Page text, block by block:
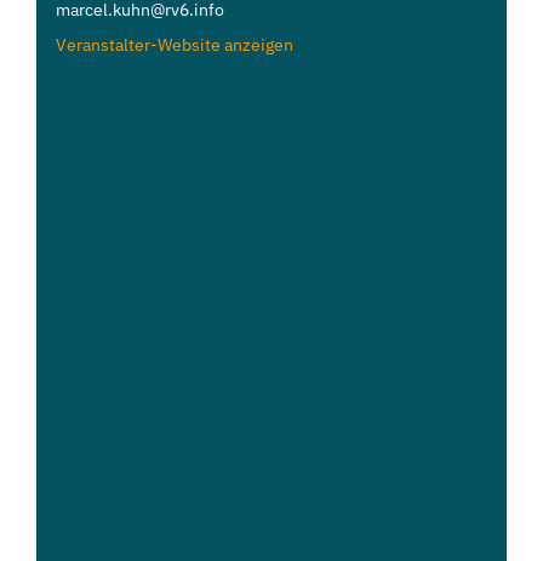
marcel.kuhn@rv6.info
Veranstalter-Website anzeigen